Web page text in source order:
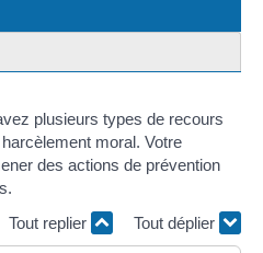
plusieurs types de recours
moral. Votre
des actions de prévention
Tout replier
Tout déplier